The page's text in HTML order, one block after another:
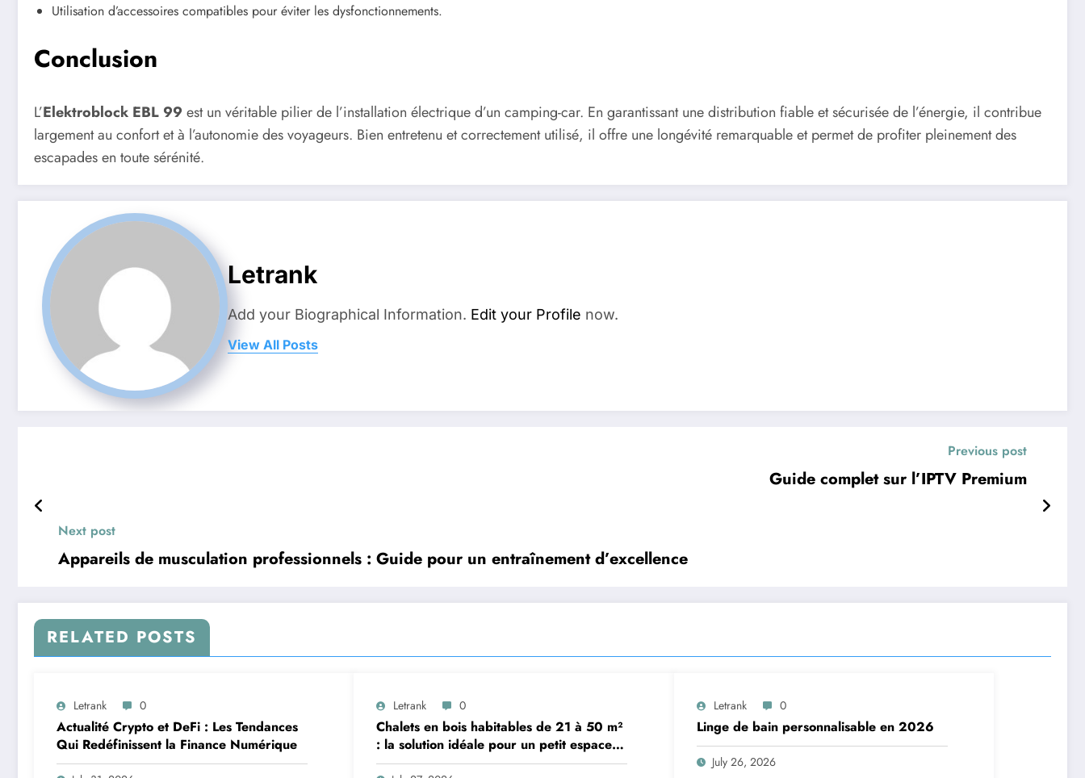
Utilisation d’accessoires compatibles pour éviter les dysfonctionnements.
Conclusion
L’Elektroblock EBL 99 est un véritable pilier de l’installation électrique d’un camping-car. En garantissant une distribution fiable et sécurisée de l’énergie, il contribue
largement au confort et à l’autonomie des voyageurs. Bien entretenu et correctement utilisé, il offre une longévité remarquable et permet de profiter pleinement des
escapades en toute sérénité.
Letrank
Add your Biographical Information. Edit your Profile now.
View All Posts
Previous post
Guide complet sur l’IPTV Premium
Next post
Appareils de musculation professionnels : Guide pour un entraînement d’excellence
RELATED POSTS
Letrank 0
Actualité Crypto et DeFi : Les Tendances
Qui Redéfinissent la Finance Numérique
Letrank 0
Chalets en bois habitables de 21 à 50 m²
: la solution idéale pour un petit espace
de vie
Letrank 0
Linge de bain personnalisable en 2026
July 26, 2026